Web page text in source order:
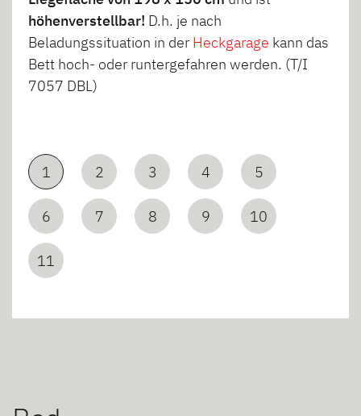
höhenverstellbar! D.h. je nach
Beladungssituation in derHeckgarage kann das
Bett hoch- oder runtergefahren werden. (T/I
7057 DBL)
1 2 3 4 5
6 7 8 9 10
11